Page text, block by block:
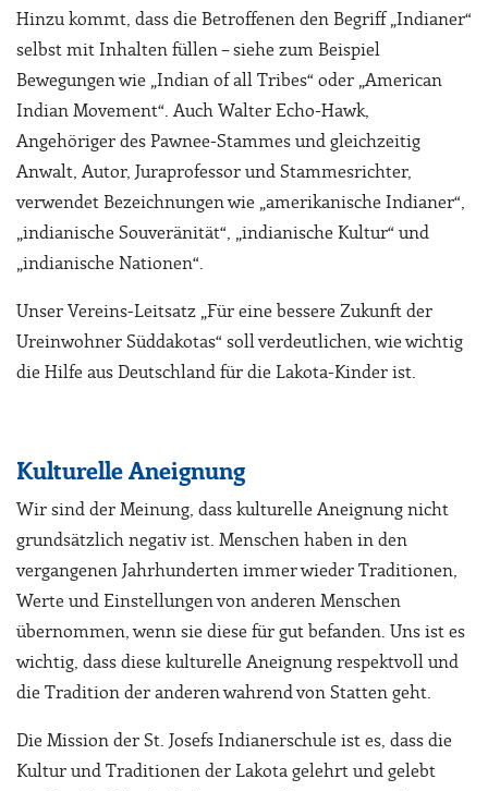
Hinzu kommt, dass die Betroffenen den Begriff „Indianer“
selbst mit Inhalten füllen – siehe zum Beispiel
Bewegungen wie „Indian of all Tribes“ oder „American
Indian Movement“. Auch Walter Echo-Hawk,
Angehöriger des Pawnee-Stammes und gleichzeitig
Anwalt, Autor, Juraprofessor und Stammesrichter,
verwendet Bezeichnungen wie „amerikanische Indianer“,
„indianische Souveränität“, „indianische Kultur“ und
„indianische Nationen“.
Unser Vereins-Leitsatz „Für eine bessere Zukunft der
Ureinwohner Süddakotas“ soll verdeutlichen, wie wichtig
die Hilfe aus Deutschland für die Lakota-Kinder ist.
Kulturelle Aneignung
Wir sind der Meinung, dass kulturelle Aneignung nicht
grundsätzlich negativ ist. Menschen haben in den
vergangenen Jahrhunderten immer wieder Traditionen,
Werte und Einstellungen von anderen Menschen
übernommen, wenn sie diese für gut befanden. Uns ist es
wichtig, dass diese kulturelle Aneignung respektvoll und
die Tradition der anderen wahrend von Statten geht.
Die Mission der St. Josefs Indianerschule ist es, dass die
Kultur und Traditionen der Lakota gelehrt und gelebt